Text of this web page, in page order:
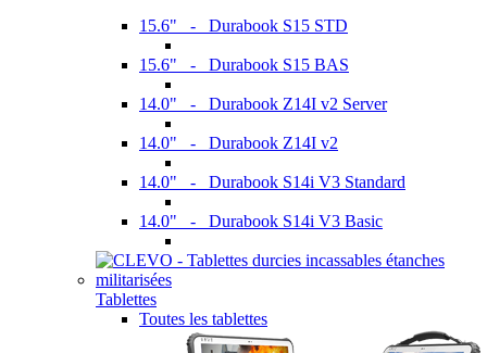
15.6" - Durabook S15 STD
15.6" - Durabook S15 BAS
14.0" - Durabook Z14I v2 Server
14.0" - Durabook Z14I v2
14.0" - Durabook S14i V3 Standard
14.0" - Durabook S14i V3 Basic
Tablettes
Toutes les tablettes